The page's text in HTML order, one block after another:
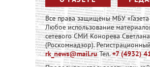
Все права защищены МБУ
Любое использование
сетевого СМИ Конорева
(Роскомнадзор).
rk_news@mail.ruТел.+7 (4932)